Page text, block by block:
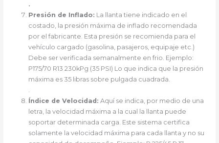
.
Presión de Inflado: La llanta tiene indicado en el
costado, la presión máxima de inflado recomendada
por el fabricante. Esta presión se recomienda para el
vehículo cargado (gasolina, pasajeros, equipaje etc.)
Debe ser verificada semanalmente en frio. Ejemplo:
P175/70 R13 230kPg (35 PSI) Lo que indica que la presión
máxima es 35 libras sobre pulgada cuadrada.
.
Índice de Velocidad: Aquí se indica, por medio de una
letra, la velocidad máxima a la cual la llanta puede
soportar determinada carga. Este sistema certifica
solamente la velocidad máxima para cada llanta y no su